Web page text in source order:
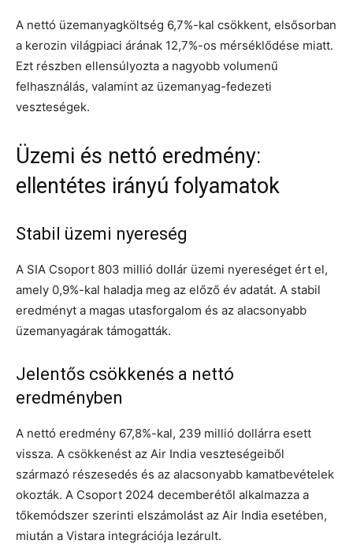
A nettó üzemanyagköltség 6,7%-kal csökkent, elsősorban
a kerozin világpiaci árának 12,7%-os mérséklődése miatt.
Ezt részben ellensúlyozta a nagyobb volumenű
felhasználás, valamint az üzemanyag-fedezeti
veszteségek.
Üzemi és nettó eredmény:
ellentétes irányú folyamatok
Stabil üzemi nyereség
A SIA Csoport 803 millió dollár üzemi nyereséget ért el,
amely 0,9%-kal haladja meg az előző év adatát. A stabil
eredményt a magas utasforgalom és az alacsonyabb
üzemanyagárak támogatták.
Jelentős csökkenés a nettó
eredményben
A nettó eredmény 67,8%-kal, 239 millió dollárra esett
vissza. A csökkenést az Air India veszteségeiből
származó részesedés és az alacsonyabb kamatbevételek
okozták. A Csoport 2024 decemberétől alkalmazza a
tőkemódszer szerinti elszámolást az Air India esetében,
miután a Vistara integrációja lezárult.